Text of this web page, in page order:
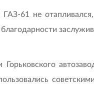
61 не